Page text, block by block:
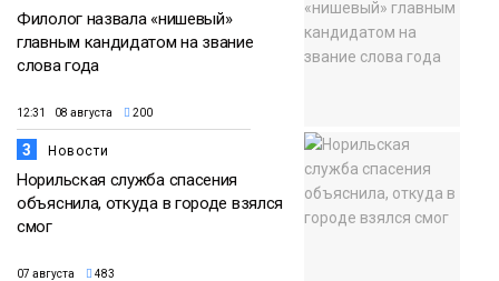
Филолог назвала «нишевый»
главным кандидатом на звание
слова года
12:31 08 августа 200
3 Новости
Норильская служба спасения
объяснила, откуда в городе взялся
смог
07 августа 483